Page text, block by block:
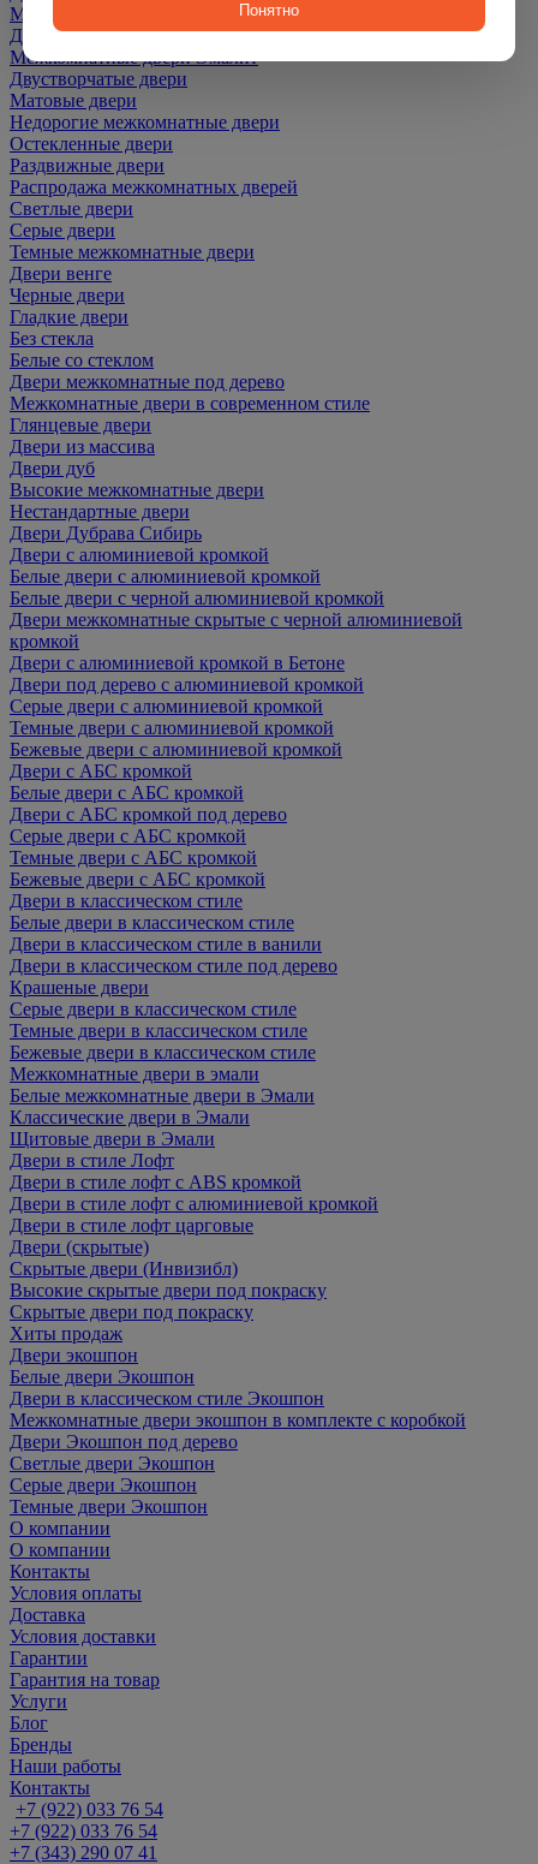
Межкомнатные двери ПЭТ
Двери со скидкой
Межкомнатные двери Эмалит
Двустворчатые двери
Матовые двери
Недорогие межкомнатные двери
Остекленные двери
Раздвижные двери
Распродажа межкомнатных дверей
Светлые двери
Серые двери
Темные межкомнатные двери
Двери венге
Черные двери
Гладкие двери
Без стекла
Белые со стеклом
Двери межкомнатные под дерево
Межкомнатные двери в современном стиле
Глянцевые двери
Двери из массива
Двери дуб
Высокие межкомнатные двери
Нестандартные двери
Двери Дубрава Сибирь
Двери с алюминиевой кромкой
Белые двери с алюминиевой кромкой
Белые двери с черной алюминиевой кромкой
Двери межкомнатные скрытые с черной алюминиевой
кромкой
Двери с алюминиевой кромкой в Бетоне
Двери под дерево с алюминиевой кромкой
Серые двери с алюминиевой кромкой
Темные двери с алюминиевой кромкой
Бежевые двери с алюминиевой кромкой
Двери с АБС кромкой
Белые двери с АБС кромкой
Двери с АБС кромкой под дерево
Серые двери с АБС кромкой
Темные двери с АБС кромкой
Бежевые двери с АБС кромкой
Двери в классическом стиле
Белые двери в классическом стиле
Двери в классическом стиле в ванили
Двери в классическом стиле под дерево
Крашеные двери
Серые двери в классическом стиле
Темные двери в классическом стиле
Бежевые двери в классическом стиле
Межкомнатные двери в эмали
Белые межкомнатные двери в Эмали
Классические двери в Эмали
Щитовые двери в Эмали
Двери в стиле Лофт
Двери в стиле лофт с ABS кромкой
Двери в стиле лофт с алюминиевой кромкой
Двери в стиле лофт царговые
Двери (скрытые)
Скрытые двери (Инвизибл)
Высокие скрытые двери под покраску
Скрытые двери под покраску
Хиты продаж
Двери экошпон
Белые двери Экошпон
Двери в классическом стиле Экошпон
Межкомнатные двери экошпон в комплекте с коробкой
Двери Экошпон под дерево
Светлые двери Экошпон
Серые двери Экошпон
Темные двери Экошпон
О компании
О компании
Контакты
Условия оплаты
Доставка
Условия доставки
Гарантии
Гарантия на товар
Услуги
Блог
Бренды
Наши работы
Контакты
+7 (922) 033 76 54
+7 (922) 033 76 54
+7 (343) 290 07 41
Понятно